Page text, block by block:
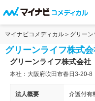
マイナビコメディカル グリー
グリーンライフ株式
グリーンライフ株式会社
本社：大阪府吹田市春日3‐20‐8
法人概要
介護付有